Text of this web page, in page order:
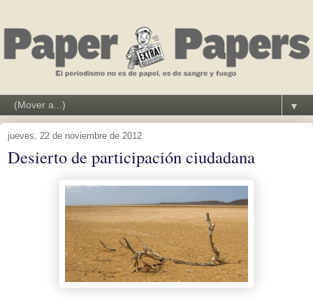
▼
jueves, 22 de noviembre de 2012
Desierto de participación ciudadana